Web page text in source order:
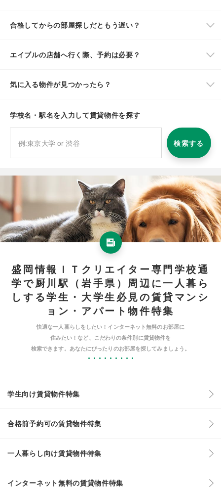
合格してからの部屋探しだともう遅い？
エイブルの店舗へ行く際、予約は必要？
気に入る物件が見つかったら？
学校名・駅名を入力して賃貸物件を探す
検索する
盛岡情報ＩＴクリエイター専門学校通
学で厨川駅（岩手県）周辺に一人暮ら
しする学生・大学生必見の賃貸マンシ
ョン・アパート物件特集
快適な一人暮らしをしたい！インターネット無料のお部屋に
住みたい！など、こだわりの条件別に賃貸物件を
検索できます。あなたにぴったりのお部屋を探してみましょう。
学生向け賃貸物件特集
合格前予約可の賃貸物件特集
一人暮らし向け賃貸物件特集
インターネット無料の賃貸物件特集